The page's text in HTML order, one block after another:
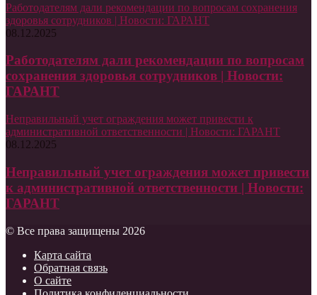
Работодателям дали рекомендации по вопросам сохранения
здоровья сотрудников | Новости: ГАРАНТ
08.12.2025
Работодателям дали рекомендации по вопросам
сохранения здоровья сотрудников | Новости:
ГАРАНТ
Неправильный учет ограждения может привести к
административной ответственности | Новости: ГАРАНТ
08.12.2025
Неправильный учет ограждения может привести
к административной ответственности | Новости:
ГАРАНТ
© Все права защищены 2026
Карта сайта
Обратная связь
О сайте